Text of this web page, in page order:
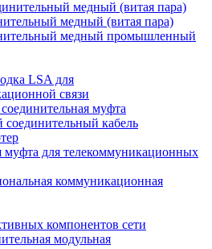
медный (витая пара)
медный промышленный
LSA для
связи
муфта
соединительный кабель
муфта для телекоммуникационных
коммуникационная
компонентов сети
модульная